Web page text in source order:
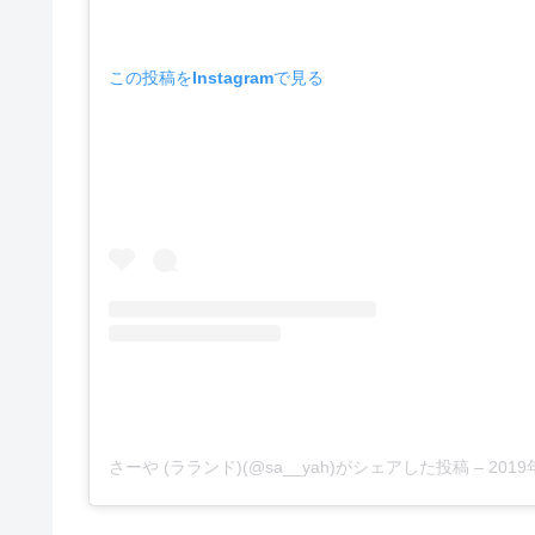
この投稿をInstagramで見る
さーや (ラランド)(@sa__yah)がシェアした投稿 – 2019年